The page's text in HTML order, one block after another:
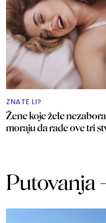
ZNATE LI?
Žene koje žele
moraju da rade ove tri
Putovanja